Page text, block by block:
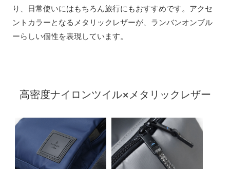
り、日常使いにはもちろん旅行にもおすすめです。アクセ
ントカラーとなるメタリックレザーが、ランバンオンブル
ーらしい個性を表現しています。
高密度ナイロンツイル×メタリックレザー